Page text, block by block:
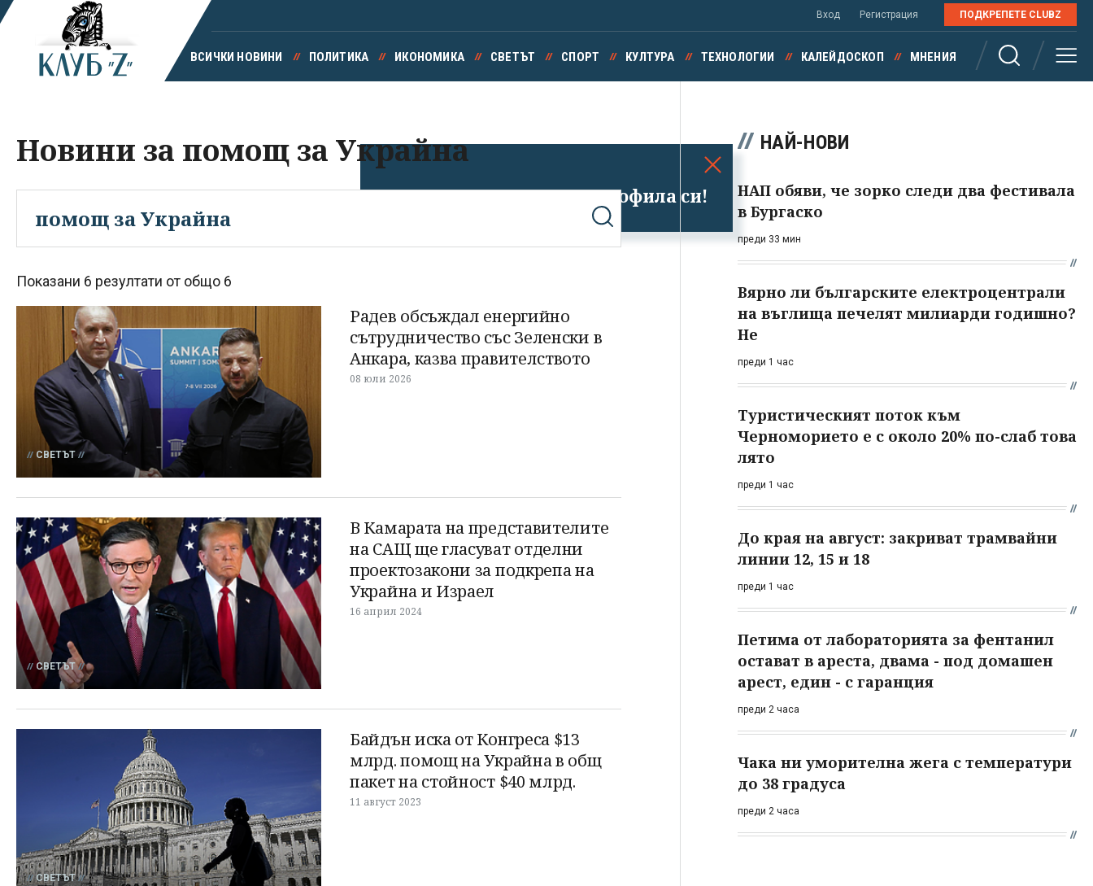
Успешно излязохте от профила си!
Вход Регистрация ПОДКРЕПЕТЕ CLUBZ
ВСИЧКИ НОВИНИ ПОЛИТИКА ИКОНОМИКА СВЕТЪТ СПОРТ КУЛТУРА ТЕХНОЛОГИИ КАЛЕЙДОСКОП МНЕНИЯ
Новини за помощ за Украйна
Показани 6 резултати от общо 6
СВЕТЪТ
Радев обсъждал енергийно
сътрудничество със Зеленски в
Анкара, казва правителството
08 юли 2026
СВЕТЪТ
В Камарата на представителите
на САЩ ще гласуват отделни
проектозакони за подкрепа на
Украйна и Израел
16 април 2024
СВЕТЪТ
Байдън иска от Конгреса $13
млрд. помощ на Украйна в общ
пакет на стойност $40 млрд.
11 август 2023
НАЙ-НОВИ
НАП обяви, че зорко следи два фестивала
в Бургаско
преди 33 мин
Вярно ли българските електроцентрали
на въглища печелят милиарди годишно?
Не
преди 1 час
Туристическият поток към
Черноморието е с около 20% по-слаб това
лято
преди 1 час
До края на август: закриват трамвайни
линии 12, 15 и 18
преди 1 час
Петима от лабораторията за фентанил
остават в ареста, двама - под домашен
арест, един - с гаранция
преди 2 часа
Чака ни уморителна жега с температури
до 38 градуса
преди 2 часа